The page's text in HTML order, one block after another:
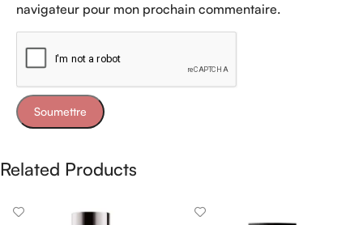
navigateur pour mon prochain commentaire.
Related Products